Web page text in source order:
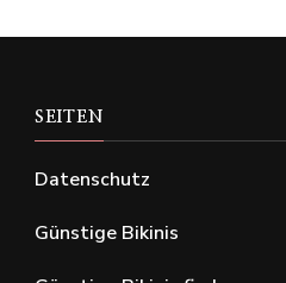
SEITEN
Datenschutz
Günstige Bikinis